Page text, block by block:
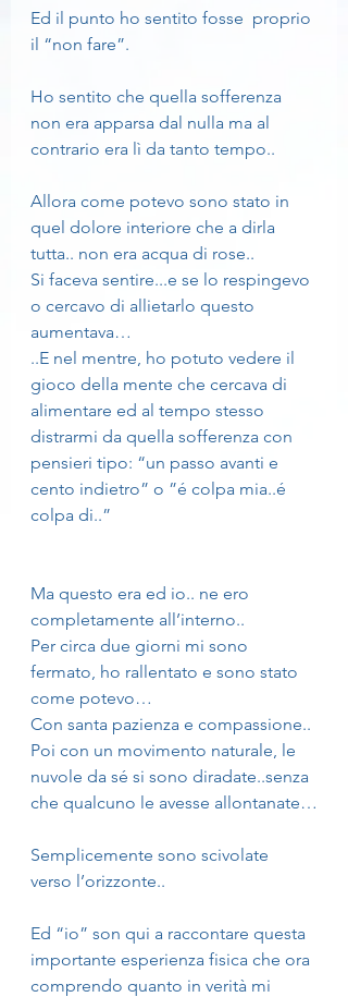
Ed il punto ho sentito fosse  proprio
il “non fare”.
Ho sentito che quella sofferenza
non era apparsa dal nulla ma al
contrario era lì da tanto tempo..
Allora come potevo sono stato in
quel dolore interiore che a dirla
tutta.. non era acqua di rose..
Si faceva sentire...e se lo respingevo
o cercavo di allietarlo questo
aumentava…
..E nel mentre, ho potuto vedere il
gioco della mente che cercava di
alimentare ed al tempo stesso
distrarmi da quella sofferenza con
pensieri tipo: “un passo avanti e
cento indietro” o ”é colpa mia..é
colpa di..”
Ma questo era ed io.. ne ero
completamente all’interno..
Per circa due giorni mi sono
fermato, ho rallentato e sono stato
come potevo…
Con santa pazienza e compassione..
Poi con un movimento naturale, le
nuvole da sé si sono diradate..senza
che qualcuno le avesse allontanate…
Semplicemente sono scivolate
verso l’orizzonte..
Ed “io” son qui a raccontare questa
importante esperienza fisica che ora
comprendo quanto in verità mi